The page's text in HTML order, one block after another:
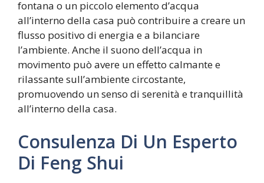
fontana o un piccolo elemento d’acqua
all’interno della casa può contribuire a creare un
flusso positivo di energia e a bilanciare
l’ambiente. Anche il suono dell’acqua in
movimento può avere un effetto calmante e
rilassante sull’ambiente circostante,
promuovendo un senso di serenità e tranquillità
all’interno della casa.
Consulenza Di Un Esperto
Di Feng Shui